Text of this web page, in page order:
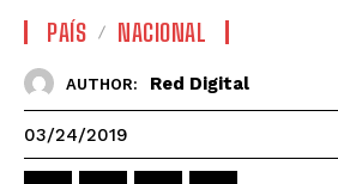
PAÍS NACIONAL
AUTHOR: Red Digital
03/24/2019